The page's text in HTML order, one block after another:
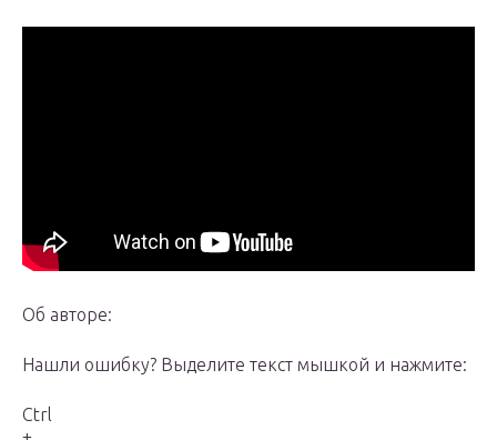
Об авторе:
Нашли ошибку? Выделите текст мышкой и нажмите:
Ctrl